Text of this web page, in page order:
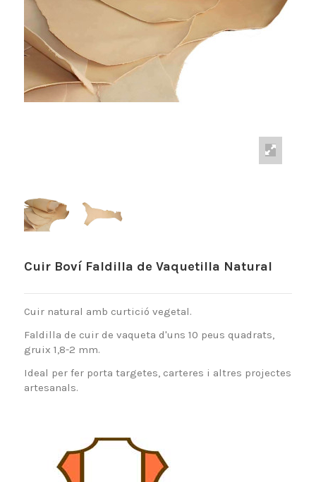
Cuir Boví Faldilla de Vaquetilla Natural
Cuir natural amb curtició vegetal.
Faldilla de cuir de vaqueta d'uns 10 peus quadrats,
gruix 1,8-2 mm.
Ideal per fer porta targetes, carteres i altres projectes
artesanals.